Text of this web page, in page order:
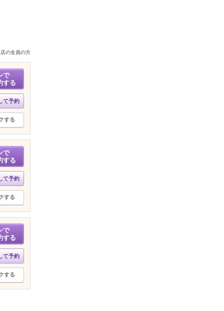
の全員の方
で
する
て予約
する
で
する
て予約
する
で
する
て予約
する